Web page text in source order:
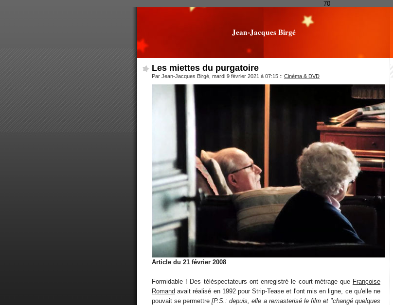
70
Jean-Jacques Birgé
Les miettes du purgatoire
Par Jean-Jacques Birgé, mardi 9 février 2021 à 07:15 :: Cinéma & DVD
Article du 21 février 2008
Formidable ! Des téléspectateurs ont enregistré le court-métrage que Françoise
Romand avait réalisé en 1992 pour Strip-Tease et l'ont mis en ligne, ce qu'elle ne
pouvait se permettre[P.S.: depuis, elle a remasterisé le film et "changé quelques